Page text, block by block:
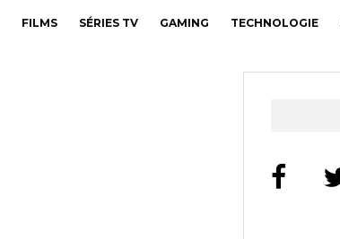
FILMS SÉRIES TV GAMING TECHNOLOGIE